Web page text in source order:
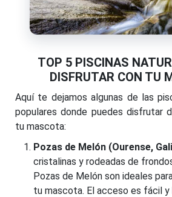
TOP 5 PISCINAS
DISFRUTAR CON TU
Aquí te dejamos algunas de las
populares donde puedes disfrutar
tu mascota:
Pozas de Melón (Ourense,
cristalinas y rodeadas de
Pozas de Melón son ideales
tu mascota. El acceso es fácil y